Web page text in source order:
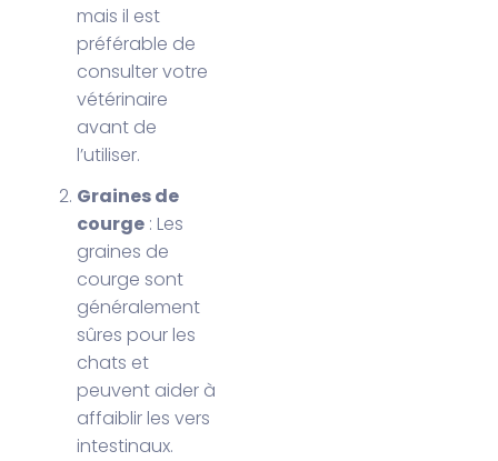
mais il est
préférable de
consulter votre
vétérinaire
avant de
l’utiliser.
Graines de
courge : Les
graines de
courge sont
généralement
sûres pour les
chats et
peuvent aider à
affaiblir les vers
intestinaux.